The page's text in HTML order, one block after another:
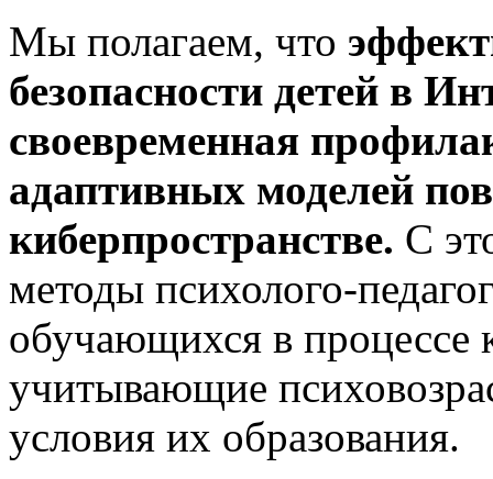
Мы полагаем, что
безопасности детей в
своевременная
адаптивных моделей
киберпространстве. С
методы психолого-
обучающихся в процессе
учитывающие
условия их образования.